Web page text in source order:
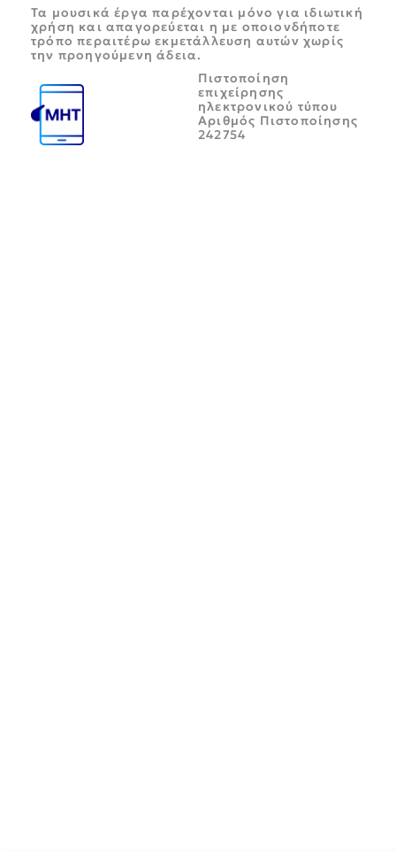
Τα μουσικά έργα παρέχονται μόνο για ιδιωτική
χρήση και απαγορεύεται η με οποιονδήποτε
τρόπο περαιτέρω εκμετάλλευση αυτών χωρίς
την προηγούμενη άδεια.
Πιστοποίηση
επιχείρησης
ηλεκτρονικού τύπου
Αριθμός Πιστοποίησης
242754